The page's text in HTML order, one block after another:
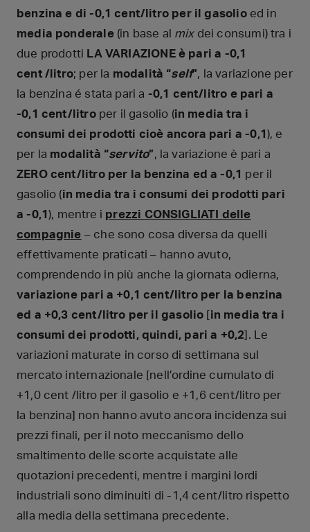
benzina e di -0,1 cent/litro per il gasolioed in
media ponderale(in base al mixdei consumi) tra i
due prodotti LA VARIAZIONE è pari a -0,1
cent /litro; per la modalità “self”, la variazione per
la benzina é stata pari a -0,1 cent/litro e pari a
-0,1 cent/litroper il gasolio (in media tra i
consumi dei prodotti cioè ancora pari a -0,1 ), e
per la modalità “servito”, la variazione è pari a
ZERO cent/litro per la benzina ed a -0,1 per il
gasolio (in media tra i consumi dei prodotti pari
a -0,1), mentre i prezzi CONSIGLIATI delle
compagnie – che sono cosa diversa da quelli
effettivamente praticati – hanno avuto,
comprendendo in più anche la giornata odierna,
variazione pari a +0,1 cent/litro per la benzina
ed a +0,3 cent/litro per il gasolio [in media tra i
consumi dei prodotti, quindi, pari a +0,2]. Le
variazioni maturate in corso di settimana sul
mercato internazionale [nell’ordine cumulato di
+1,0 cent /litro per il gasolio e +1,6 cent/litro per
la benzina] non hanno avuto ancora incidenza sui
prezzi finali, per il noto meccanismo dello
smaltimento delle scorte acquistate alle
quotazioni precedenti, mentre i margini lordi
industriali sono diminuiti di -1,4 cent/litro rispetto
alla media della settimana precedente.